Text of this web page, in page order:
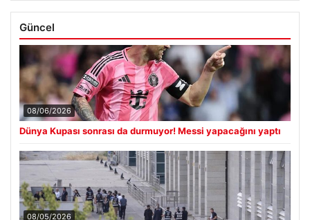
Güncel
08/06/2026
Dünya Kupası sonrası da durmuyor! Messi yapacağını yaptı
08/05/2026